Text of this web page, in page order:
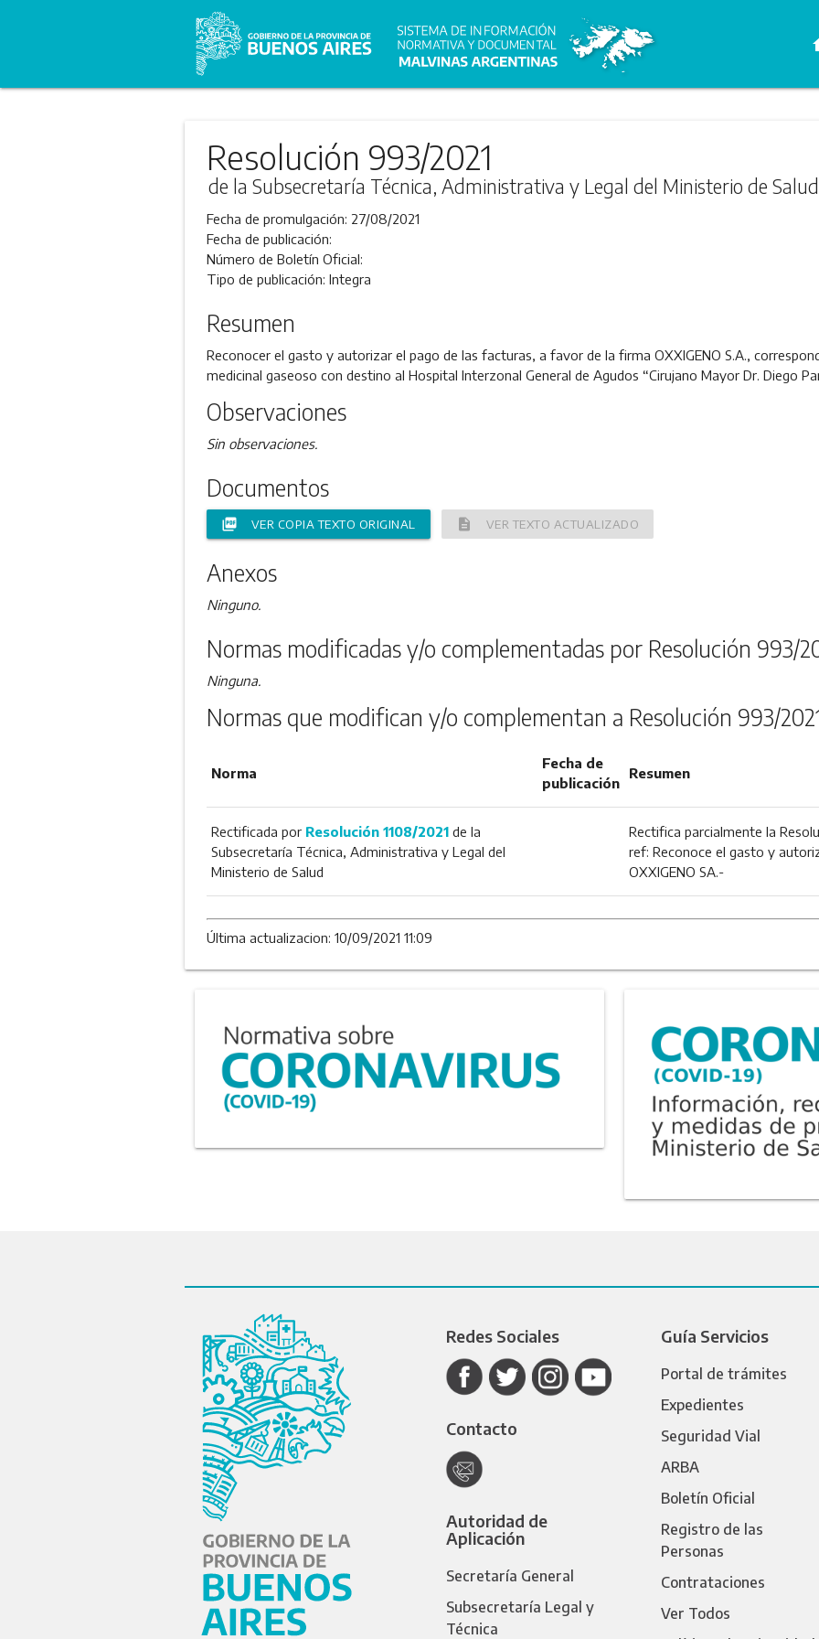
Resolución 993/2021
de la Subsecretaría Técnica, Administrativa y Legal del Ministerio de Salud
Fecha de promulgación: 27/08/2021
Fecha de publicación:
Número de Boletín Oficial:
Tipo de publicación: Integra
Resumen
Reconocer el gasto y autorizar el pago de las facturas, a favor de la firma OXXIGENO S.A.,
medicinal gaseoso con destino al Hospital Interzonal General de Agudos “Cirujano Mayor Dr. Diego
Observaciones
Sin observaciones.
Documentos
picture_as_pdf VER COPIA TEXTO ORIGINAL description VER TEXTO ACTUALIZADO
Anexos
Ninguno.
Normas modificadas y/o complementadas por Resolución 993/
Ninguna.
Normas que modifican y/o complementan a Resolución 993/
Norma
Fecha de
publicación
Resumen
Rectificada por Resolución 1108/2021de la
Subsecretaría Técnica, Administrativa y Legal del
Ministerio de Salud
Rectifica parcialmente la
ref: Reconoce el gasto y
OXXIGENO SA.-
Última actualizacion: 10/09/2021 11:09
Redes Sociales
Contacto
Autoridad de
Aplicación
Secretaría General
Subsecretaría Legal y
Técnica
Guía Servicios
Portal de trámites
Expedientes
Seguridad Vial
ARBA
Boletín Oficial
Registro de las
Personas
Contrataciones
Ver Todos